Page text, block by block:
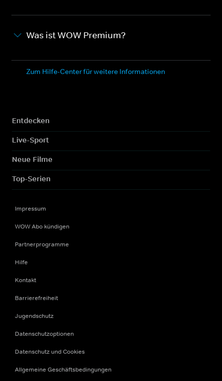
Was ist WOW Premium?
Zum Hilfe-Center für weitere Informationen
Entdecken
Live-Sport
Neue Filme
Top-Serien
Impressum
WOW Abo kündigen
Partnerprogramme
Hilfe
Kontakt
Barrierefreiheit
Jugendschutz
Datenschutzoptionen
Datenschutz und Cookies
Allgemeine Geschäftsbedingungen